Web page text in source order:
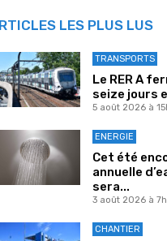
LES PLUS LUS
TRANSPORTS
Le RER A
seize jours
5 août 2026 à
ENERGIE
Cet été
annuelle
sera...
3 août 2026 à
CHANTIER